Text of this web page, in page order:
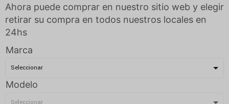
Ahora puede comprar en nuestro sitio web y elegir
retirar su compra en todos nuestros locales en
24hs
Marca
Modelo